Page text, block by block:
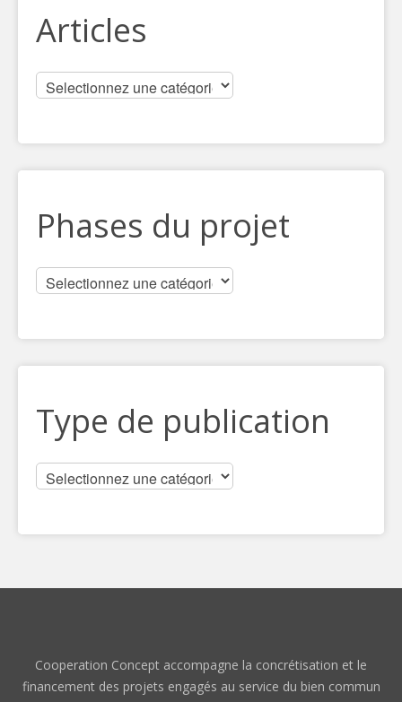
Articles
Phases du projet
Type de publication
Cooperation Concept accompagne la concrétisation et le
financement des projets engagés au service du bien commun